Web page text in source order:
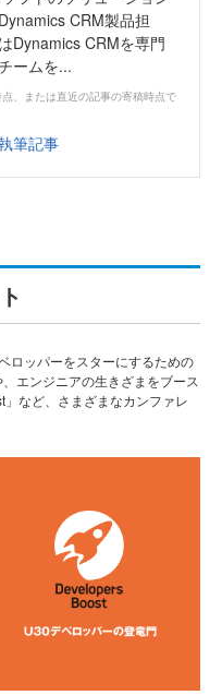
CRM製品担
Dynamics CRMを専門
ームを...
、または直近の記事の寄稿時点で
筆記事
ロッパーをスターにするための
エンジニアの生きざまをブース
など、さまざまなカンファレ